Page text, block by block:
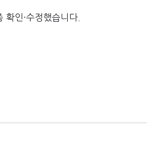
인·수정했습니다.